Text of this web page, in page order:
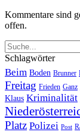
Kommentare sind
offen.
Schlagwörter
Beim Boden Brunner
Freitag Frieden Ganz
Klaus Kriminalität
Platz Polizei Post